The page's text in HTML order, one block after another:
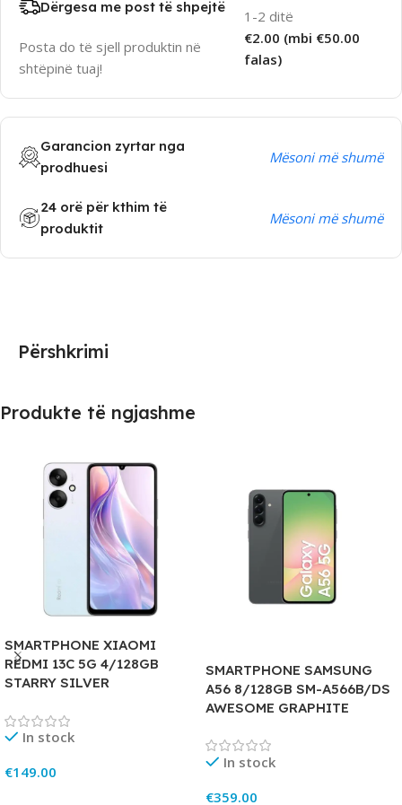
Dërgesa me post të shpejtë
Posta do të sjell produktin në
shtëpinë tuaj!
1-2 ditë
€2.00 (mbi €50.00
falas)
Garancion zyrtar nga
prodhuesi
Mësoni më shumë
24 orë për kthim të
produktit
Mësoni më shumë
Përshkrimi
Produkte të ngjashme
SMARTPHONE XIAOMI
REDMI 13C 5G 4/128GB
STARRY SILVER
In stock
€149.00
SMARTPHONE SAMSUNG
A56 8/128GB SM-A566B/DS
AWESOME GRAPHITE
In stock
€359.00